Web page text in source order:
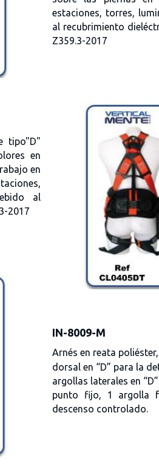
tipo"D"
en
en
al
2017
estaciones, torres,
al recubrimiento
Z359.3-2017
IN-8009-M
Arnés en reata
dorsal en “D” para la
argollas laterales en
punto fijo, 1 argolla
descenso controlado.